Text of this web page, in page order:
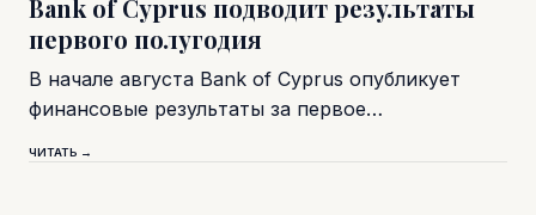
Bank of Cyprus подводит результаты
первого полугодия
В начале августа Bank of Cyprus опубликует
финансовые результаты за первое…
ЧИТАТЬ →